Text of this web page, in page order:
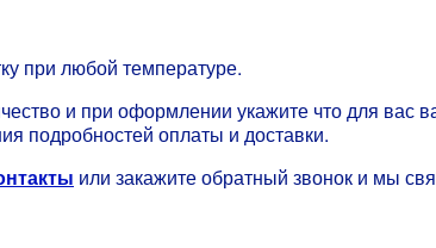
при любой температуре.
и при оформлении укажите что для вас
подробностей оплаты и доставки.
или закажите обратный звонок и мы